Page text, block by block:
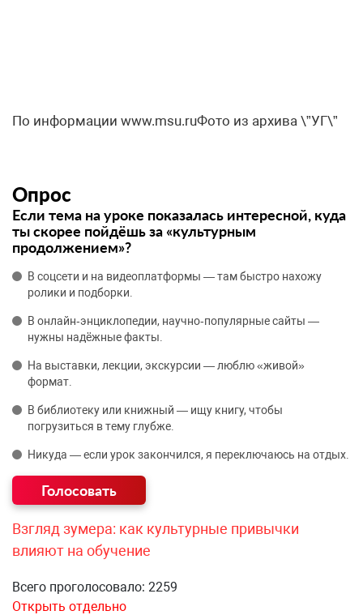
По информации www.msu.ruФото из архива \”УГ\”
Опрос
Если тема на уроке показалась интересной, куда
ты скорее пойдёшь за «культурным
продолжением»?
В соцсети и на видеоплатформы — там быстро нахожу
ролики и подборки.
В онлайн‑энциклопедии, научно‑популярные сайты —
нужны надёжные факты.
На выставки, лекции, экскурсии — люблю «живой»
формат.
В библиотеку или книжный — ищу книгу, чтобы
погрузиться в тему глубже.
Никуда — если урок закончился, я переключаюсь на отдых.
Взгляд зумера: как культурные привычки
влияют на обучение
Всего проголосовало: 2259
Открыть отдельно